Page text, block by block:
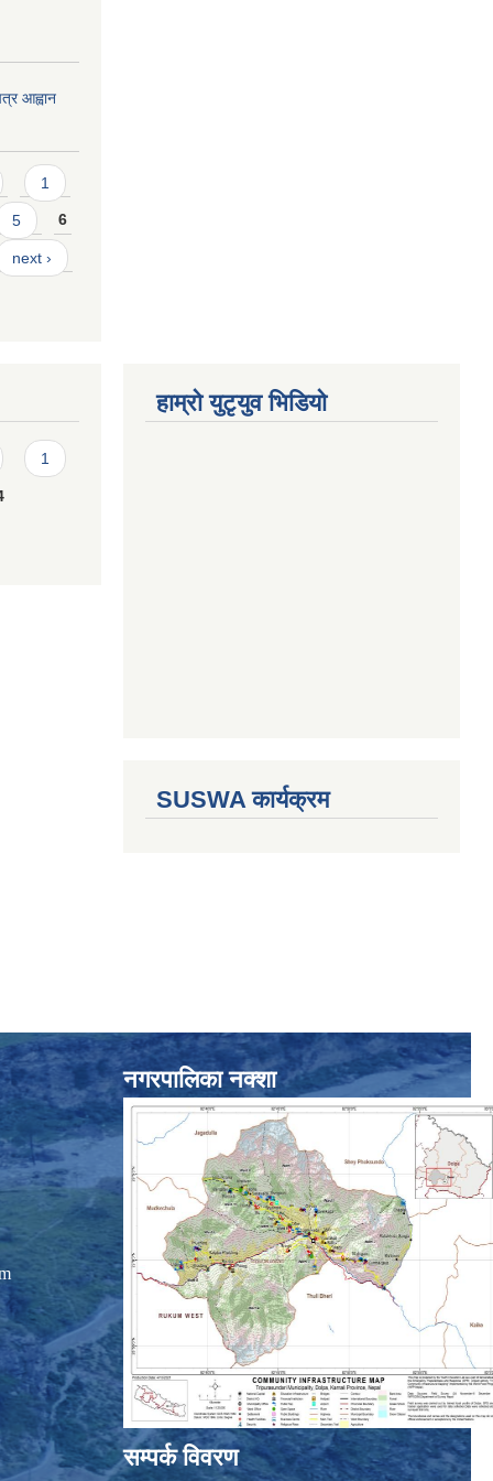
आह्वान
1
5 6
next ›
1
हाम्राे युटृयुव भिडियाे
SUSWA कार्यक्रम
नगरपालिका नक्शा
सम्पर्क विवरण